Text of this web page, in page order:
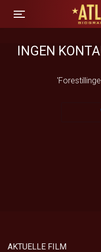
Toggle navigation
ATLAS
INGEN
AKTUELLE FILM